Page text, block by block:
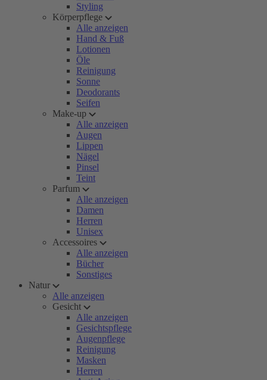
Styling
Körperpflege
Alle anzeigen
Hand & Fuß
Lotionen
Öle
Reinigung
Sonne
Deodorants
Seifen
Make-up
Alle anzeigen
Augen
Lippen
Nägel
Pinsel
Teint
Parfum
Alle anzeigen
Damen
Herren
Unisex
Accessoires
Alle anzeigen
Bücher
Sonstiges
Natur
Alle anzeigen
Gesicht
Alle anzeigen
Gesichtspflege
Augenpflege
Reinigung
Masken
Herren